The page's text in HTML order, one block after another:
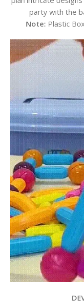
party with the
Note: Plastic